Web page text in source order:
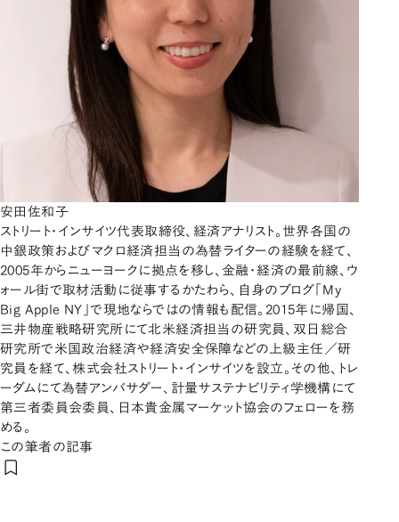
安田佐和子
ストリート・インサイツ代表取締役、経済アナリスト。世界各国の
中銀政策およびマクロ経済担当の為替ライターの経験を経て、
2005年からニューヨークに拠点を移し、金融・経済の最前線、ウ
ォール街で取材活動に従事するかたわら、自身のブログ「My
Big Apple NY」で現地ならではの情報も配信。2015年に帰国、
三井物産戦略研究所にて北米経済担当の研究員、双日総合
研究所で米国政治経済や経済安全保障などの上級主任／研
究員を経て、株式会社ストリート・インサイツを設立。その他、トレ
ーダムにて為替アンバサダー、計量サステナビリティ学機構にて
第三者委員会委員、日本貴金属マーケット協会のフェローを務
める。
この筆者の記事